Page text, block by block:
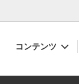
コンテンツ